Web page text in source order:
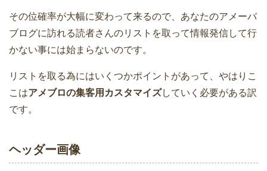
その位確率が大幅に変わって来るので、あなたのアメーバ
ブログに訪れる読者さんのリストを取って情報発信して行
かない事には始まらないのです。
リストを取る為にはいくつかポイントがあって、やはりこ
こはアメブロの集客用カスタマイズしていく必要がある訳
です。
ヘッダー画像